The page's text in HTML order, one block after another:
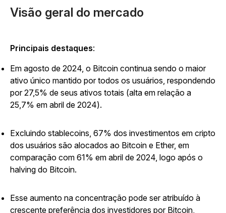
Visão geral do mercado
Principais destaques:
Em agosto de 2024, o Bitcoin continua sendo o maior
ativo único mantido por todos os usuários, respondendo
por 27,5% de seus ativos totais (alta em relação a
25,7% em abril de 2024).
Excluindo stablecoins, 67% dos investimentos em cripto
dos usuários são alocados ao Bitcoin e Ether, em
comparação com 61% em abril de 2024, logo após o
halving do Bitcoin.
Esse aumento na concentração pode ser atribuído à
crescente preferência dos investidores por Bitcoin,